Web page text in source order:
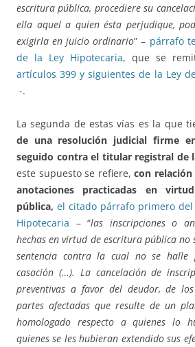
escritura pública, procediere su
ella aquel a quien ésta perjudique,
exigirla en juicio ordinario” – párrafo
de la Ley Hipotecaria, que se
artículos 399 y siguientes de la Ley
-.
La segunda de estas vías es la que
de una resolución judicial firme
seguido contra el titular registral de
este supuesto se refiere,con relación
anotaciones practicadas en
pública, el citado párrafo primero
Hipotecaria – “las inscripciones o
hechas en virtud de escritura pública no
sentencia contra la cual no se halle
casación (…). La cancelación de
preventivas a favor del deudor, de
partes afectadas que resulte de un
homologado respecto a quienes lo
quienes se les hubieran extendido sus